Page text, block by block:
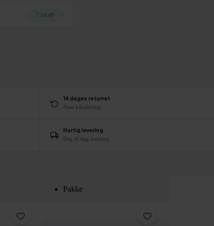
7:14:48
14 dages returret
Nem håndtering
Hurtig levering
Dag til dag levering
Pakke